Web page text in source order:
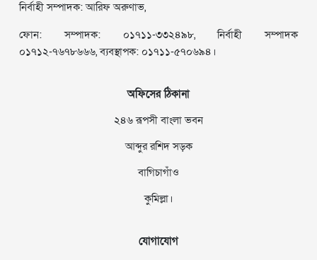
নির্বাহী সম্পাদক: আরিফ অরুণাভ,
ফোন: সম্পাদক: ০১৭১১-৩৩২৪৯৮, নির্বাহী সম্পাদক
০১৭১২-৭৬৭৮৬৬৬, ব্যবস্থাপক: ০১৭১১-৫৭০৬৯৪।
অফিসের ঠিকানা
২৪৬ রূপসী বাংলা ভবন
আব্দুর রশিদ সড়ক
বাগিচাগাঁও
কুমিল্লা।
যোগাযোগ